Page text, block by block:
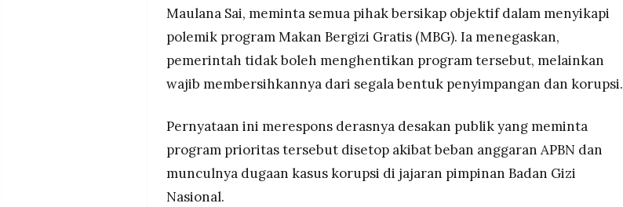
sekadar sebagai pengawas.
Mahasiswa menegaskan bahwa program rakyat dan pemberantasan korupsi
harus berjalan bersamaan, sehingga dugaan penyimpangan di Badan Gizi
Nasional wajib diusut tuntas.
Maulana Sai, meminta semua pihak bersikap objektif dalam menyikapi
polemik program Makan Bergizi Gratis (MBG). Ia menegaskan,
pemerintah tidak boleh menghentikan program tersebut, melainkan
wajib membersihkannya dari segala bentuk penyimpangan dan korupsi.
Pernyataan ini merespons derasnya desakan publik yang meminta
program prioritas tersebut disetop akibat beban anggaran APBN dan
munculnya dugaan kasus korupsi di jajaran pimpinan Badan Gizi
Nasional.